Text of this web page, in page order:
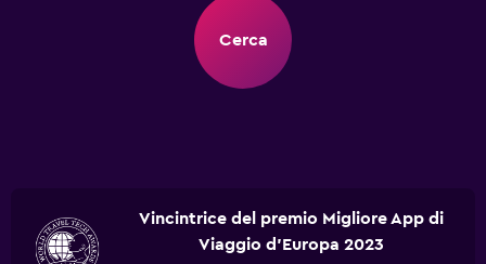
Cerca
Vincintrice del premio Migliore App di
Viaggio d'Europa 2023